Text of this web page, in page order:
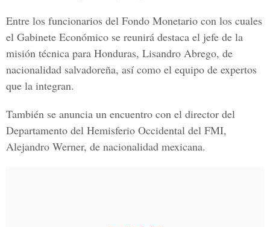
Entre los funcionarios del Fondo Monetario con los cuales
el Gabinete Económico se reunirá destaca el jefe de la
misión técnica para Honduras, Lisandro Abrego, de
nacionalidad salvadoreña, así como el equipo de expertos
que la integran.
También se anuncia un encuentro con el director del
Departamento del Hemisferio Occidental del FMI,
Alejandro Werner, de nacionalidad mexicana.